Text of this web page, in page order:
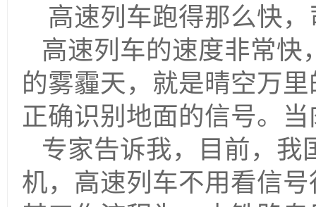
高速列车跑得那么快
高速列车的速度非常快
的雾霾天，就是晴空万
正确识别地面的信号。
专家告诉我，目前，我
机，高速列车不用看信